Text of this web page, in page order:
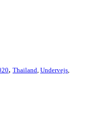
, Thailand Undervejs